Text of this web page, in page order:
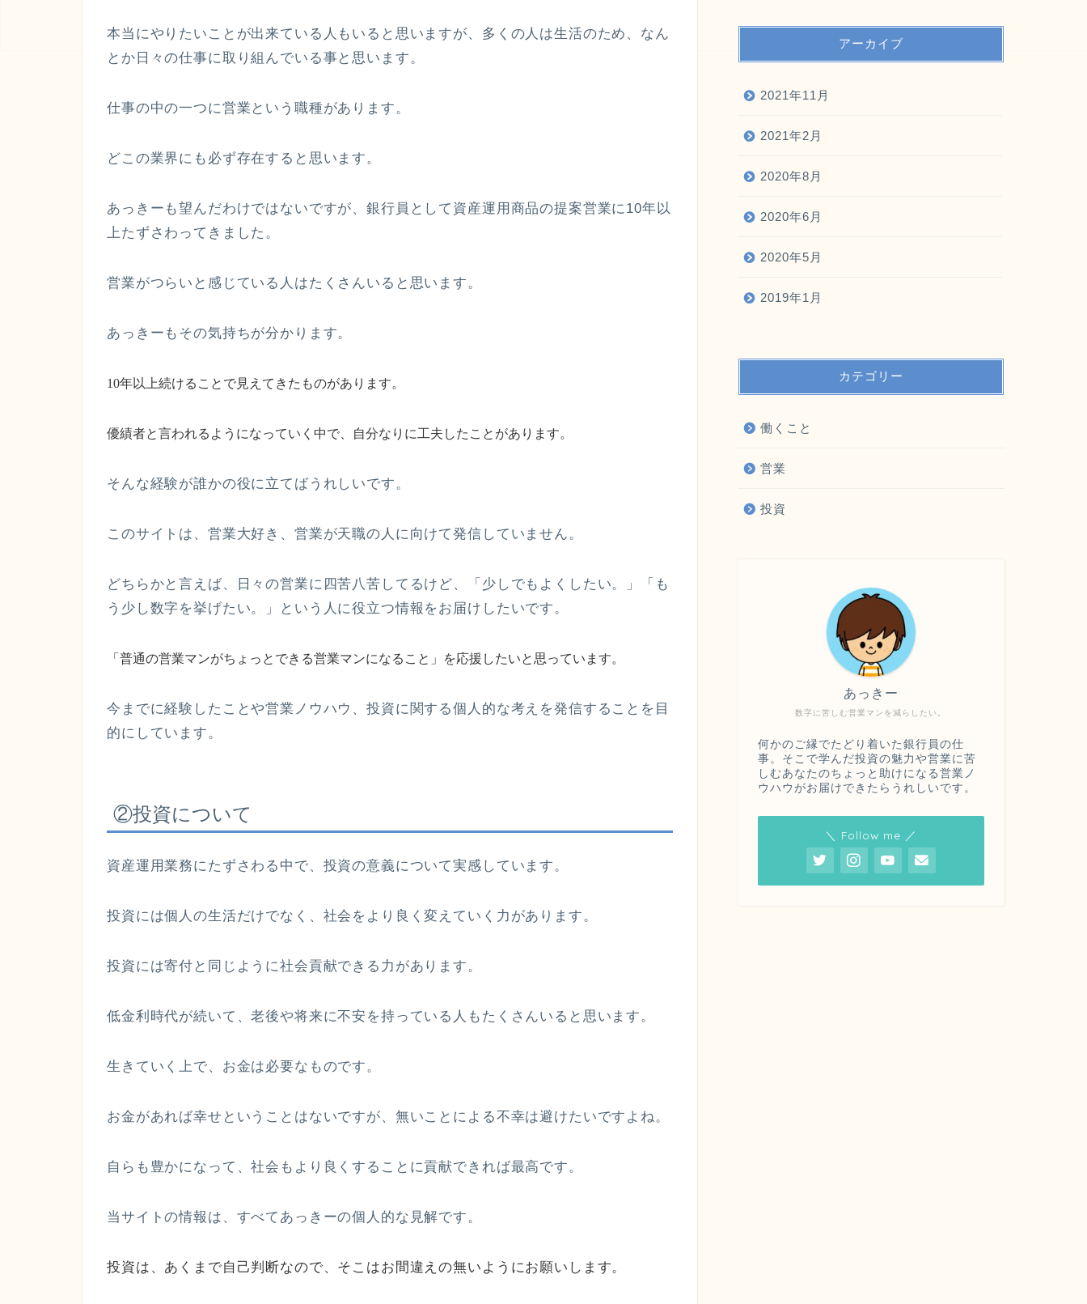
本当にやりたいことが出来ている人もいると思いますが、多くの人は生活のため、なん
とか日々の仕事に取り組んでいる事と思います。
仕事の中の一つに営業という職種があります。
どこの業界にも必ず存在すると思います。
あっきーも望んだわけではないですが、銀行員として資産運用商品の提案営業に10年以
上たずさわってきました。
営業がつらいと感じている人はたくさんいると思います。
あっきーもその気持ちが分かります。
10年以上続けることで見えてきたものがあります。
優績者と言われるようになっていく中で、自分なりに工夫したことがあります。
そんな経験が誰かの役に立てばうれしいです。
このサイトは、営業大好き、営業が天職の人に向けて発信していません。
どちらかと言えば、日々の営業に四苦八苦してるけど、「少しでもよくしたい。」「も
う少し数字を挙げたい。」という人に役立つ情報をお届けしたいです。
「普通の営業マンがちょっとできる営業マンになること」を応援したいと思っています。
今までに経験したことや営業ノウハウ、投資に関する個人的な考えを発信することを目
的にしています。
②投資について
資産運用業務にたずさわる中で、投資の意義について実感しています。
投資には個人の生活だけでなく、社会をより良く変えていく力があります。
投資には寄付と同じように社会貢献できる力があります。
低金利時代が続いて、老後や将来に不安を持っている人もたくさんいると思います。
生きていく上で、お金は必要なものです。
お金があれば幸せということはないですが、無いことによる不幸は避けたいですよね。
自らも豊かになって、社会もより良くすることに貢献できれば最高です。
当サイトの情報は、すべてあっきーの個人的な見解です。
投資は、あくまで自己判断なので、そこはお間違えの無いようにお願いします。
アーカイブ
2021年11月
2021年2月
2020年8月
2020年6月
2020年5月
2019年1月
カテゴリー
働くこと
営業
投資
数字に苦しむ営業マンを減らしたい。
あっきー
何かのご縁でたどり着いた銀行員の仕
事。そこで学んだ投資の魅力や営業に苦
しむあなたのちょっと助けになる営業ノ
ウハウがお届けできたらうれしいです。
＼ Follow me ／